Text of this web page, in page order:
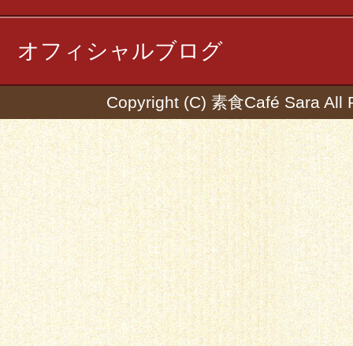
オフィシャルブログ
Copyright (C) 素食Café Sara All